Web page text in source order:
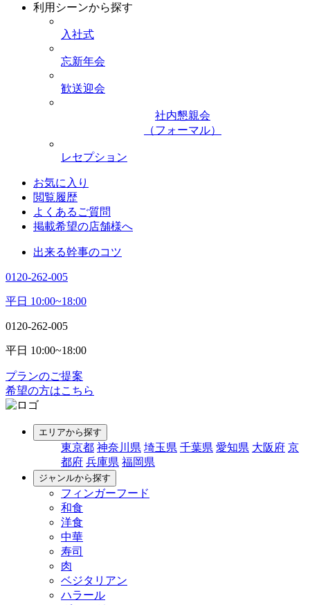
利用シーンから探す
入社式
忘新年会
歓送迎会
社内懇親会
（フォーマル）
レセプション
お気に入り
閲覧履歴
よくあるご質問
掲載希望の店舗様へ
出来る幹事のコツ
0120-262-005
平日 10:00~18:00
0120-262-005
平日 10:00~18:00
プランのご提案
希望の方はこちら
エリアから探す
東京都 神奈川県 埼玉県 千葉県 愛知県 大阪府 京
都府 兵庫県 福岡県
ジャンルから探す
フィンガーフード
和食
洋食
中華
寿司
肉
ベジタリアン
ハラール